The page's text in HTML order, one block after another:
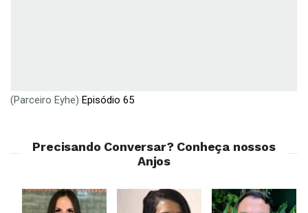
(Parceiro Eyhe) Episódio 65
Precisando Conversar? Conheça nossos
Anjos